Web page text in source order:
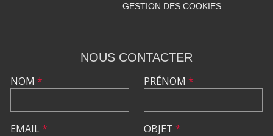
GESTION DES COOKIES
NOUS CONTACTER
NOM *
EMAIL*
PRÉNOM *
OBJET *